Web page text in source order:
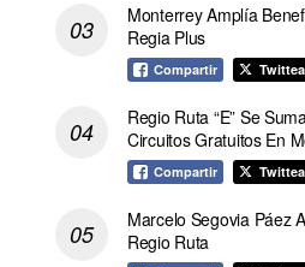
Monterrey Amplía
Regia Plus
Compartir
Regio Ruta “E” Se
Circuitos Gratuitos En
Compartir
Marcelo Segovia Páez
Regio Ruta